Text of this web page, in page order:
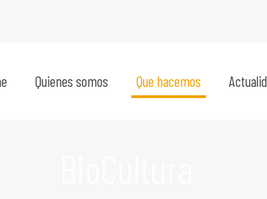
Quienes somos Que hacemos